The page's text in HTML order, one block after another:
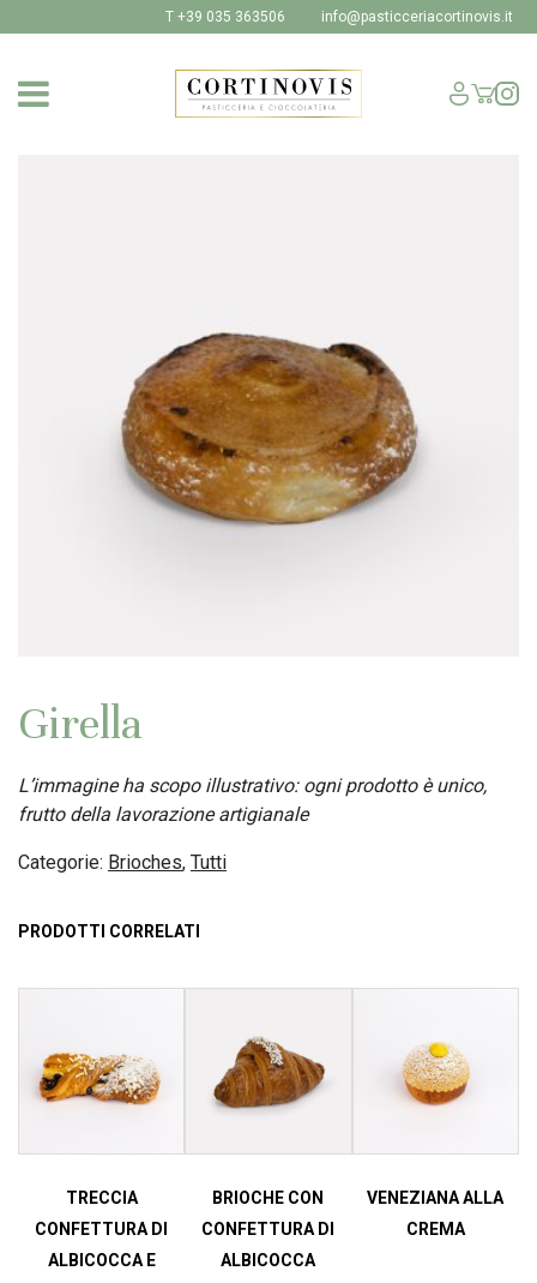
T +39 035 363506 info@pasticceriacortinovis.it
SHOP
Girella
L’immagine ha scopo illustrativo: ogni prodotto è unico,
frutto della lavorazione artigianale
Categorie: Brioches, Tutti
PRODOTTI CORRELATI
TRECCIA
CONFETTURA DI
ALBICOCCA E
BRIOCHE CON
CONFETTURA DI
ALBICOCCA
VENEZIANA ALLA
CREMA